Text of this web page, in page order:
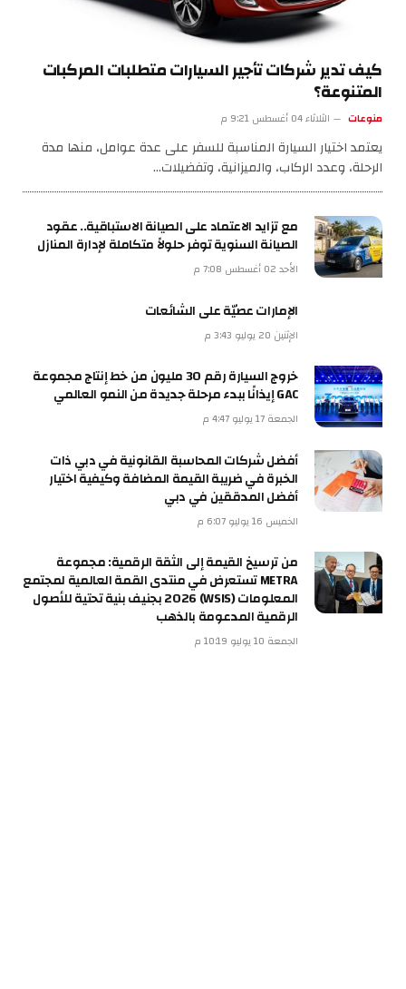
كيف تدير شركات تأجير السيارات متطلبات المركبات
المتنوعة؟
منوعات الثلاثاء 04 أغسطس 9:21 م
يعتمد اختيار السيارة المناسبة للسفر على عدة عوامل، منها مدة
الرحلة، وعدد الركاب، والميزانية، وتفضيلات…
مع تزايد الاعتماد على الصيانة الاستباقية.. عقود
الصيانة السنوية توفر حلولاً متكاملة لإدارة المنازل
الأحد 02 أغسطس 7:08 م
الإمارات عصيّة على الشائعات
الإثنين 20 يوليو 3:43 م
خروج السيارة رقم 30 مليون من خط إنتاج مجموعة
GAC إيذانًا ببدء مرحلة جديدة من النمو العالمي
الجمعة 17 يوليو 4:47 م
أفضل شركات المحاسبة القانونية في دبي ذات
الخبرة في ضريبة القيمة المضافة وكيفية اختيار
أفضل المدققين في دبي
الخميس 16 يوليو 6:07 م
من ترسيخ القيمة إلى الثقة الرقمية: مجموعة
METRA تستعرض في منتدى القمة العالمية لمجتمع
المعلومات (WSIS) 2026 بجنيف بنية تحتية للأصول
الرقمية المدعومة بالذهب
الجمعة 10 يوليو 10:19 م